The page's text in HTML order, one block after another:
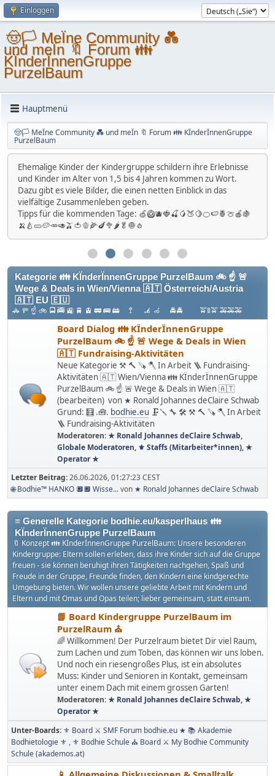
Einloggen
🤠🏳 MeÏne Community 💑
und meÏn 🔖 Forum 👪
KÏnderÏnnenGruppe
PurzelBaum
Hauptmenü
🤠🏳 MeÏne Community 💑 und meÏn 🔖 Forum 👪 KÏnderÏnnenGruppe
PurzelBaum
Ehemalige Kinder der Kindergruppe schildern ihre Erlebnisse
und Kinder im Alter von 1,5 bis 4 Jahren kommen zu Wort.
Dazu gibt es viele Bilder, die einen netten Einblick in das
vielfältige Zusammenleben geben.
Tipps für die kommenden Tage: 🍏🥝🫐🍓🍒🥭🍑🍋🍊🍉🍍🍈🍎🍇
🍌🍐🥒🥔🥕🥑🫒🍅🫑🌽🍆🥦🌶🥬🧅🧄
In dem Buch ,,Wie schön, dass du da bist...!" beschreiben
MitarbeiterInnen der Kindergruppe und des Hauses
Hetzendorfs, wie es dazu kam eine Kindergruppe im Haus zu
integrieren, was die Kinder und SeniorInnen beim
gemeinsamen Basteln, Turnen und den Montessorigruppen
machen, wie sie miteinander feiern und sich im Alltag
begegnen. Weiters erzählen BewohnerInnen ihre
Kurzbiographie und wie sie zu der Kindergruppe stehen. Eltern
und Großeltern berichten von ihren Erfahrungen,
PraktikantInnen und AusbildnerInnen beschreiben, was sie
dazugelernt haben.
Kategorie 👪 KÏnderÏnnenGruppe PurzelBaum 🚲 ☝ 🚨
Wege & Deals in Wien/Vienna 🇦🇹 Österreich/Austria
🇦🇹 EU 🇪🇺
🚓 🚥 ☝ 🚲 🚍 🚎 🚉 🚆 🚊 🚃 🚌 🚋 🚏 🦼 🦽 🚔🚔 🚖🚦🚖 🚕🚕🚕
Board Dialog 👪 KÏnderÏnnenGruppe
PurzelBaum 🚲 ☝ 🚨 Wege & Deals in Wien
🇦🇹 Fundraising-Aktivitäten
Neue Kategorie ⚒ 🔨 🪚 🪓 In Arbeit 🪜 Fundraising-
Aktivitäten 🇦🇹 Wien/Vienna 👪 KÏnderÏnnenGruppe
PurzelBaum 🚲 ☝ 🚨 Wege & Deals in Wien 🇦🇹
(bearbeiten) von ★ Ronald Johannes deClaire Schwab
Grund: 🧮 .🧰.bodhie.eu🗜🪛 🔧 🛠 ⚒ 🔨 🪚 🪓 In Arbeit
🪜 Fundraising-Aktivitäten
Moderatoren:★ Ronald Johannes deClaire Schwab,
Operator ★
Letzter Beitrag:26.06.2026, 01:27:23 CEST
🌐 Bodhie™ HANKO 🔲🔲 Wisse...von ★ Ronald Johannes deClaire Schwab
≡ Generelle Kategorie bodhie.eu/kasperlhaus 👪
KÏnderÏnnenGruppe PurzelBaum
🔖 Konzept 👪 KÏnderÏnnenGruppe PurzelBaum: Unsere besonderen
Kindergruppe: Eltern sollen erleben, dass ihre Kinder sich auf die Gruppe
freuen - sie können beruhigt ihren Tätigkeiten nachgehen, Spaß und
Freude in der Gruppe, Freunde finden, den Kindern eine kindgerechte
Umgebung bieten. Wir wollen unsere geliebte Arbeit mit Kindern und
Eltern und mit Omas und Opas teilen; lieber gemeinsam, statt einsam.
📗 Board Kindergruppe PurzelBaum im
PurzelRaum ⛪
🌈 Willkommen! Der Purzelraum bietet Dir viel Raum,
zum Lachen und zum Toben, das können wir uns loben.
Und noch ein riesengroßes Plus, ist ein absolutes
Muss: Kinder und Senioren in Kontakt, gemeinsam
unter einem Dach mit einem grossen Garten!
Moderatoren:
Operator ★